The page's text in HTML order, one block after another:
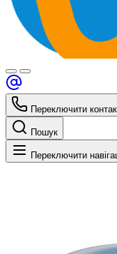
Переключити
Пошук
Переключити